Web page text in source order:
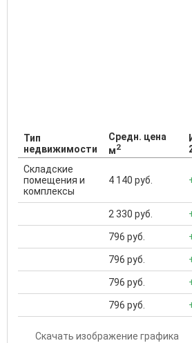
Тип
недвижимости
Средн. цена
м2
Складские
помещения и
комплексы
4 140 руб.
2 330 руб.
796 руб.
796 руб.
796 руб.
796 руб.
Скачать изображение графика